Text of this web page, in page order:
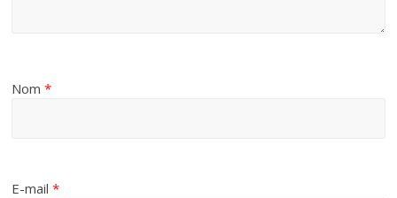
Nom*
E-mail*